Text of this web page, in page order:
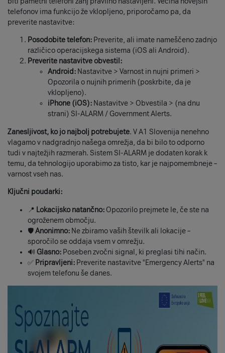
telefonov ima funkcijo že vklopljeno, priporočamo pa, da
preverite nastavitve:
Posodobite telefon: Preverite, ali imate nameščeno zadnjo
različico operacijskega sistema (iOS ali Android).
Preverite nastavitve obvestil:
Android: Nastavitve > Varnost in nujni primeri >
Opozorila o nujnih primerih (poskrbite, da je
vklopljeno).
iPhone (iOS): Nastavitve > Obvestila > (na dnu
strani) SI-ALARM / Government Alerts.
Zanesljivost, ko jo najbolj potrebujete. V A1 Slovenija nenehno
vlagamo v nadgradnjo našega omrežja, da bi bilo to odporno
tudi v najtežjih razmerah. Sistem SI-ALARM je dodaten korak k
temu, da tehnologijo uporabimo za tisto, kar je najpomembneje –
varnost vseh nas.
Ključni poudarki:
📍 Lokacijsko natančno:Opozorilo prejmete le, če ste na
ogroženem območju.
🛡️Anonimno: Ne zbiramo vaših številk ali lokacije –
sporočilo se oddaja vsem v omrežju.
🔊 Glasno: Poseben zvočni signal, ki preglasi tihi način.
✅ Pripravljeni: Preverite nastavitve "Emergency Alerts" na
svojem telefonu še danes.